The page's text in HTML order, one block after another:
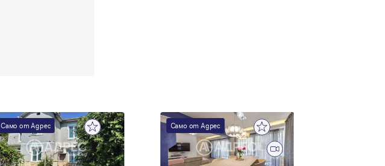
Само от Адрес Само от Адрес